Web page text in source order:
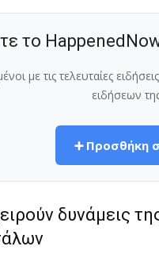
το
με τις τελευταίες
ειδήσεων
➕ Προσθήκη
δυνάμεις